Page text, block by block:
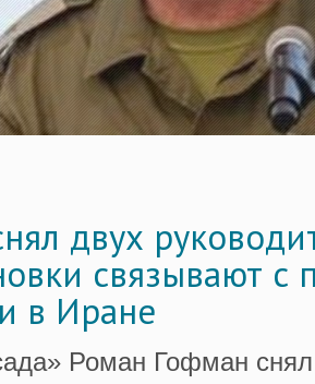
двух
связывают с
в Иране
Роман Гофман снял